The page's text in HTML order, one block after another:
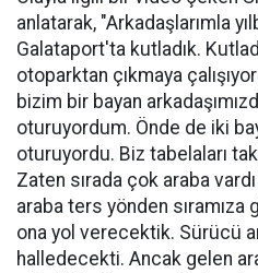
anlatarak, "Arkadaşlarımla
Galataport'ta kutladık.
otoparktan çıkmaya
bizim bir bayan
oturuyordum. Önde de iki
oturuyordu. Biz tabelaları
Zaten sırada çok araba
araba ters yönden sıramıza
ona yol verecektik. Sürücü
halledecekti. Ancak gelen